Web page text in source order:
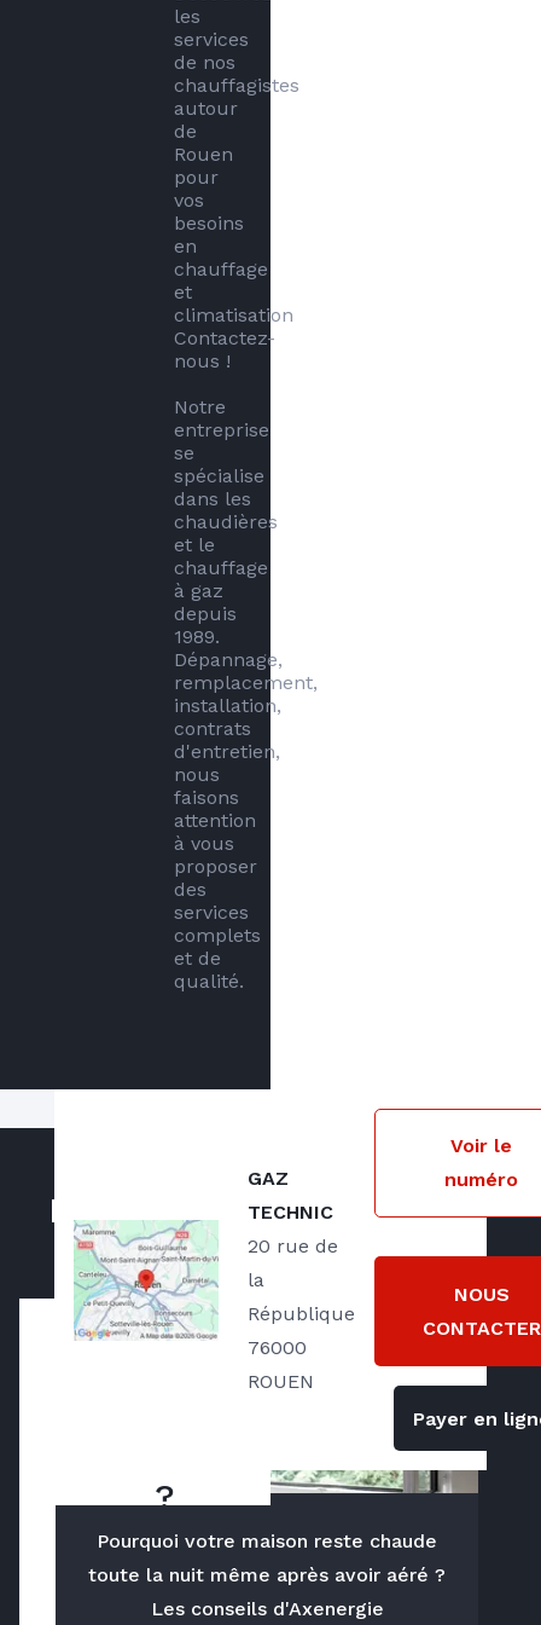
les
services
de nos
chauffagistes
autour
de
Rouen
pour
vos
besoins
en
chauffage
et
climatisation
Contactez-
nous !
Notre
entreprise
se
spécialise
dans les
chaudières
et le
chauffage
à gaz
depuis
1989.
Dépannage,
remplacement,
installation,
contrats
d'entretien,
nous
faisons
attention
à vous
proposer
des
services
complets
et de
qualité.
(chauffagiste Rouen)
, nous
intervenons dans un périmètre d'une
vingtaine de kilomètres autour du chef-
lieu de la Seine-Maritime.
?
Technic
Rouen, nous
GAZ
TECHNIC
20 rue de
la
République
76000
ROUEN
Voir le
numéro
NOUS
CONTACTER
Payer en
Nos actualités
Pourquoi votre maison reste chaude
toute la nuit même après avoir aéré ?
Les conseils d'Axenergie